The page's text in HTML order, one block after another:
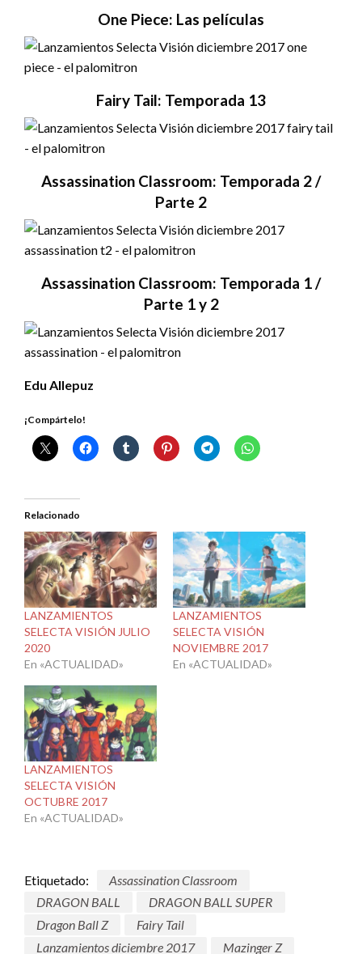
One Piece: Las películas
Fairy Tail: Temporada 13
Assassination Classroom: Temporada 2 /
Parte 2
Assassination Classroom: Temporada 1 /
Parte 1 y 2
Edu Allepuz
¡Compártelo!
Relacionado
LANZAMIENTOS
SELECTA VISIÓN JULIO
2020
En «ACTUALIDAD»
LANZAMIENTOS
SELECTA VISIÓN
NOVIEMBRE 2017
En «ACTUALIDAD»
LANZAMIENTOS
SELECTA VISIÓN
OCTUBRE 2017
En «ACTUALIDAD»
Etiquetado:
Assassination Classroom
DRAGON BALL
DRAGON BALL SUPER
Dragon Ball Z
Fairy Tail
Lanzamientos diciembre 2017
Mazinger Z